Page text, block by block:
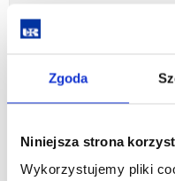
Zgoda
Niniejsza strona
Wykorzystujemy pliki
Ochrona atmosfery i
Odpady przemysłowe i
Technologie